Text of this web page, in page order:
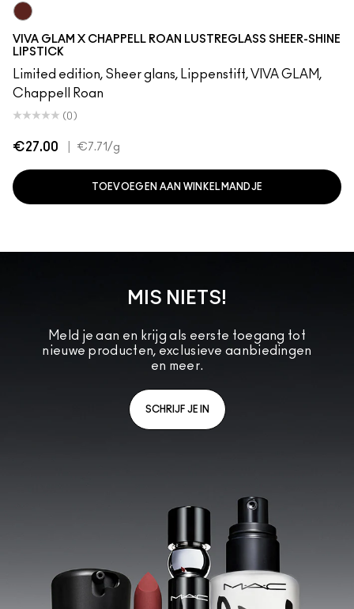
VIVA GLAM X CHAPPELL ROAN LUSTREGLASS SHEER-SHINE
LIPSTICK
Limited edition, Sheer glans, Lippenstift, VIVA GLAM,
Chappell Roan
(0)
€27.00 €7.71 /g
TOEVOEGEN AAN WINKELMANDJE
MIS NIETS!
Meld je aan en krijg als eerste toegang tot
nieuwe producten, exclusieve aanbiedingen
en meer.
SCHRIJF JE IN